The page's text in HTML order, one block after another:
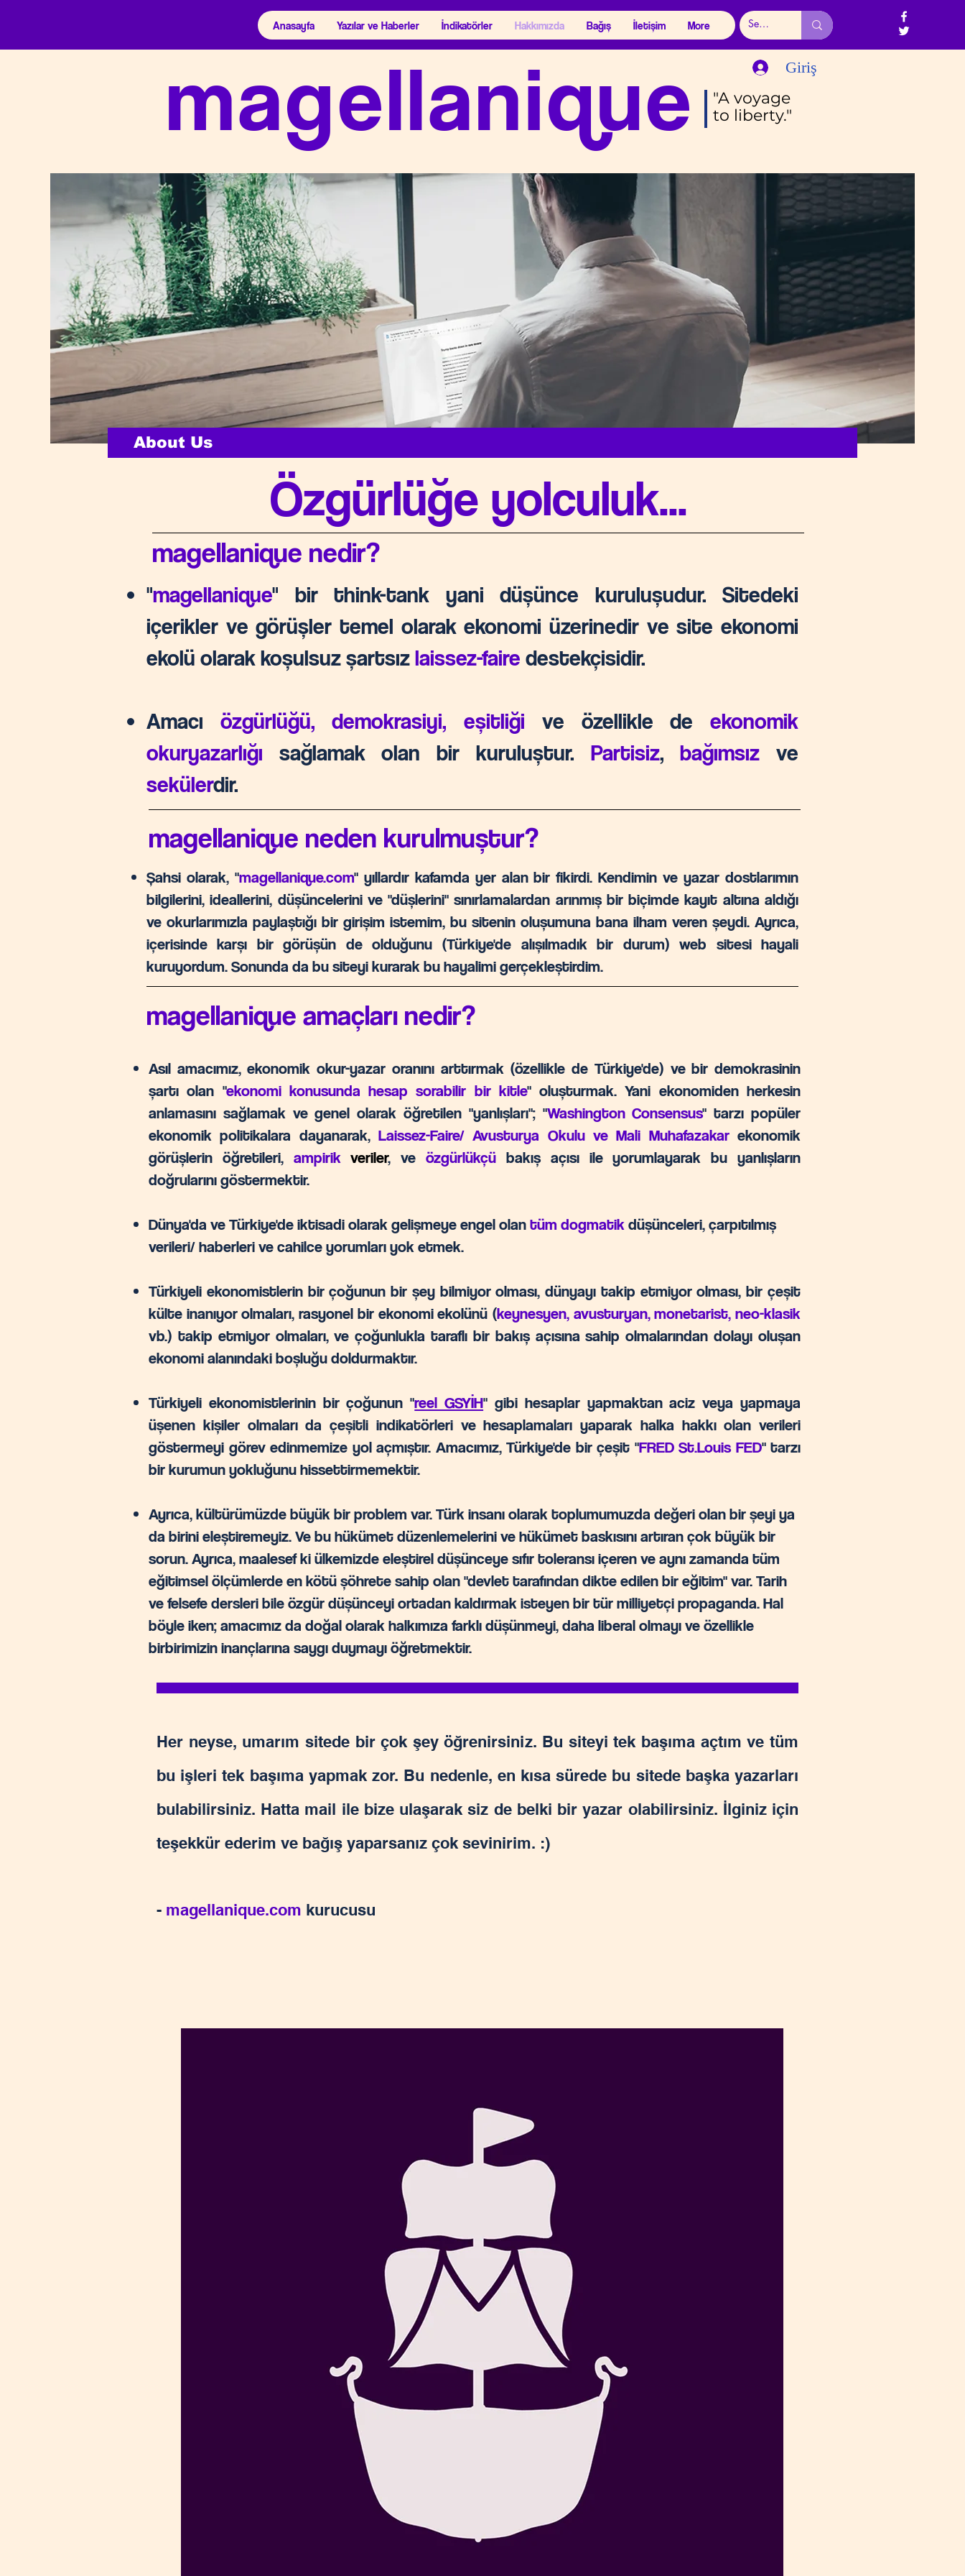
Anasayfa Yazılar ve Haberler İndikatörler Hakkımızda Bağış İletişim More
magellanique Giriş
"A voyage
to liberty."
About Us
Özgürlüğe yolculuk...
magellanique nedir?
"magellanique" bir think-tank yani düşünce kuruluşudur. Sitedeki
içerikler ve görüşler temel olarak ekonomi üzerinedir ve site ekonomi
ekolü olarakkoşulsuz şartsızlaissez-faire destekçisidir.
Amacı özgürlüğü, demokrasiyi, eşitliği ve özellikle de ekonomik
okuryazarlığı sağlamak olan bir kuruluştur. Partisiz, bağımsız ve
sekülerdir.
magellanique neden kurulmuştur?
Şahsi olarak, "magellanique.com" yıllardır kafamda yer alan bir fikirdi. Kendimin ve yazar dostlarımın
bilgilerini, ideallerini, düşüncelerini ve "düşlerini" sınırlamalardan arınmış bir biçimde kayıt altına aldığı
ve okurlarımızla paylaştığı bir girişim istemim, bu sitenin oluşumuna bana ilham veren şeydi. Ayrıca,
içerisinde karşı bir görüşün de olduğunu (Türkiye'de alışılmadık bir durum) web sitesi hayali
kuruyordum. Sonunda da bu siteyi kurarak bu hayalimi gerçekleştirdim.
magellanique amaçları nedir?
Asıl amacımız, ekonomik okur-yazar oranını arttırmak (özellikle de Türkiye'de) ve bir demokrasinin
şartı olan "ekonomi konusunda hesap sorabilir bir kitle" oluşturmak. Yani ekonomiden herkesin
anlamasını sağlamak ve genel olarak öğretilen "yanlışları"; "Washington Consensus" tarzı popüler
ekonomik politikalara dayanarak, Laissez-Faire/ Avusturya Okulu ve Mali Muhafazakarekonomik
görüşlerin öğretileri, ampirikveriler, veözgürlükçü bakış açısı ile yorumlayarak bu yanlışların
doğrularını göstermektir.
Dünya'da ve Türkiye'de iktisadi olarak gelişmeye engel olantüm dogmatikdüşünceleri, çarpıtılmış
verileri/ haberleri ve cahilce yorumları yok etmek.
Türkiyeli ekonomistlerin bir çoğunun bir şey bilmiyor olması, dünyayı takip etmiyor olması, bir çeşit
külte inanıyor olmaları, rasyonel bir ekonomi ekolünü (keynesyen, avusturyan, monetarist, neo-klasik
vb.) takip etmiyor olmaları, ve çoğunlukla taraflı bir bakış açısına sahip olmalarından dolayı oluşan
ekonomi alanındaki boşluğu doldurmaktır.
Türkiyeli ekonomistlerinin bir çoğunun "reel GSYİH" gibi hesaplar yapmaktan aciz veya yapmaya
üşenen kişiler olmaları da çeşitli indikatörleri ve hesaplamaları yaparak halka hakkı olan verileri
göstermeyi görev edinmemize yol açmıştır. Amacımız, Türkiye'de bir çeşit "FRED St.Louis FED" tarzı
bir kurumun yokluğunu hissettirmemektir.
Ayrıca, kültürümüzde büyük bir problem var. Türk insanı olarak toplumumuzda değeri olan bir şeyi ya
da birini eleştiremeyiz. Ve bu hükümet düzenlemelerini ve hükümet baskısını artıran çok büyük bir
sorun. Ayrıca, maalesef ki ülkemizde eleştirel düşünceye sıfır toleransı içeren ve aynı zamanda tüm
eğitimsel ölçümlerde en kötü şöhrete sahip olan "devlet tarafından dikte edilen bir eğitim" var. Tarih
ve felsefe dersleri bile özgür düşünceyi ortadan kaldırmak isteyen bir tür milliyetçi propaganda. Hal
böyle iken; amacımız da doğal olarak halkımıza farklı düşünmeyi, daha liberal olmayı ve özellikle
birbirimizin inançlarına saygı duymayı öğretmektir.
Her neyse, umarım sitede bir çok şey öğrenirsiniz. Bu siteyi tek başıma açtım ve tüm
bu işleri tek başıma yapmak zor. Bu nedenle, en kısa sürede bu sitede başka yazarları
bulabilirsiniz. Hatta mail ile bize ulaşarak siz de belki bir yazar olabilirsiniz. İlginiz için
teşekkür ederim ve bağış yaparsanız çok sevinirim. :)
- magellanique.com kurucusu